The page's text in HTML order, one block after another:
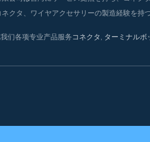
クタ、ワイヤアクセサリーの製造経験を持
们各项专业产品服务 コネクタ ターミナルボ